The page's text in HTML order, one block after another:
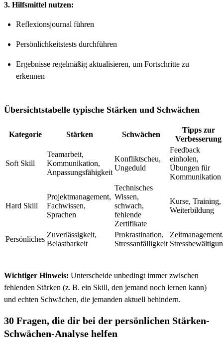
3. Hilfsmittel nutzen:
Reflexionsjournal führen
Persönlichkeitstests durchführen
Ergebnisse regelmäßig aktualisieren, um Fortschritte zu
erkennen
Übersichtstabelle typische Stärken und Schwächen
Kategorie Stärken Schwächen
Tipps zur
Verbesserung
Soft Skill
Teamarbeit,
Kommunikation,
Anpassungsfähigkeit
Konfliktscheu,
Ungeduld
Feedback
einholen,
Übungen für
Kommunikation
Hard Skill
Projektmanagement,
Fachwissen,
Sprachen
Technisches
Wissen,
schwach,
fehlende
Zertifikate
Kurse, Training,
Weiterbildung
Persönliches
Zuverlässigkeit,
Belastbarkeit
Prokrastination,
Stressanfälligkeit
Wichtiger Hinweis: Unterscheide unbedingt immer zwischen
fehlenden Stärken (z. B. ein Skill, den jemand noch lernen kann)
und echten Schwächen, die jemanden aktuell behindern.
30 Fragen, die dir bei der persönlichen Stärken-
Schwächen-Analyse helfen